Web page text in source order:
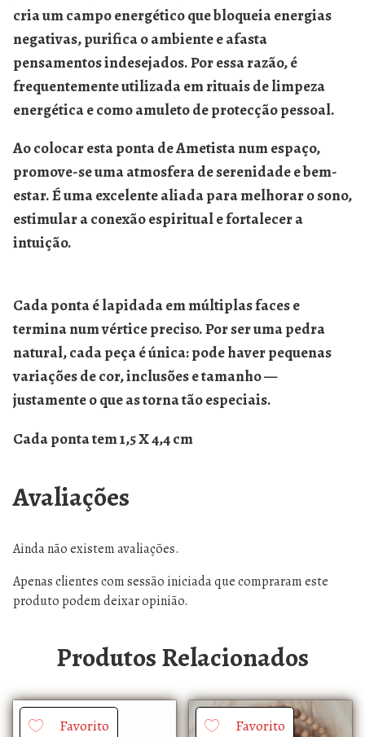
cria um campo energético que bloqueia energias
negativas, purifica o ambiente e afasta
pensamentos indesejados. Por essa razão, é
frequentemente utilizada em rituais de limpeza
energética e como amuleto de protecção pessoal.
Ao colocar esta ponta de Ametista num espaço,
promove-se uma atmosfera de serenidade e bem-
estar. É uma excelente aliada para melhorar o sono,
estimular a conexão espiritual e fortalecer a
intuição.
Cada ponta é lapidada em múltiplas faces e
termina num vértice preciso. Por ser uma pedra
natural,cada peça é única: pode haver pequenas
variações de cor, inclusões e tamanho —
justamente o que as torna tão especiais.
Cada ponta tem 1,5 X 4,4 cm
Avaliações
Ainda não existem avaliações.
Apenas clientes com sessão iniciada que compraram este
produto podem deixar opinião.
Produtos Relacionados
Favorito Favorito